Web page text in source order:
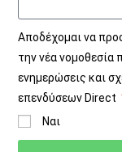
Αποδέχομαι να
την νέα νομοθεσία
ενημερώσεις και
επενδύσεων Direct
Ναι